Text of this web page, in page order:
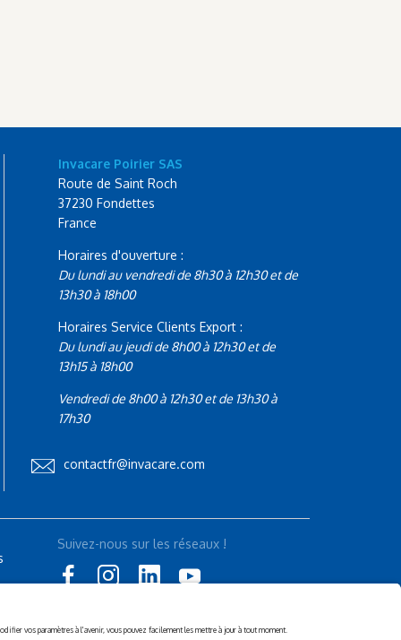
Invacare Poirier SAS
Route de Saint Roch
37230 Fondettes
France
Horaires d'ouverture :
Du lundi au vendredi de 8h30 à 12h30 et de
13h30 à 18h00
Horaires Service Clients Export :
Du lundi au jeudi de 8h00 à 12h30 et de
13h15 à 18h00
Vendredi de 8h00 à 12h30 et de 13h30 à
17h30
contactfr@invacare.com
Suivez-nous sur les réseaux !